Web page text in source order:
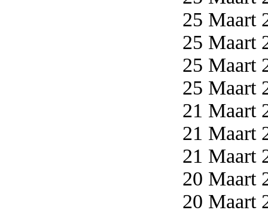
25 Maart
25 Maart
25 Maart
25 Maart
21 Maart
21 Maart
21 Maart
20 Maart
20 Maart